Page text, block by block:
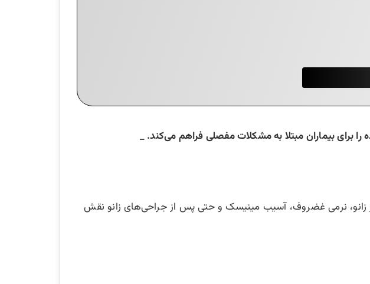
برای بیماران مبتلا به مشکلات مفصلی فراهم می‌کند. _
زانو، نرمی غضروف، آسیب مینیسک و حتی پس از جراحی‌های زانو نقش